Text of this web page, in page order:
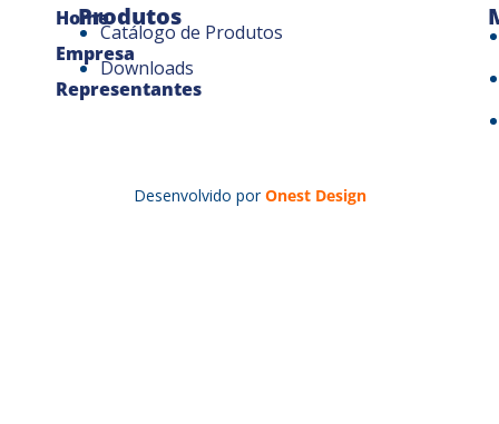
Home
Empresa
Representantes
Produtos
Catálogo de Produtos
Downloads
Desenvolvido por Onest Design